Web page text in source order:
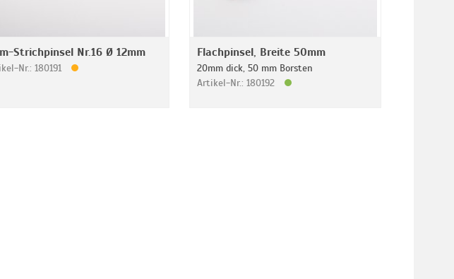
Strichpinsel Nr.16 Ø 12mm
Nr.: 180191
Flachpinsel, Breite 50mm
20mm dick, 50 mm Borsten
Artikel-Nr.: 180192